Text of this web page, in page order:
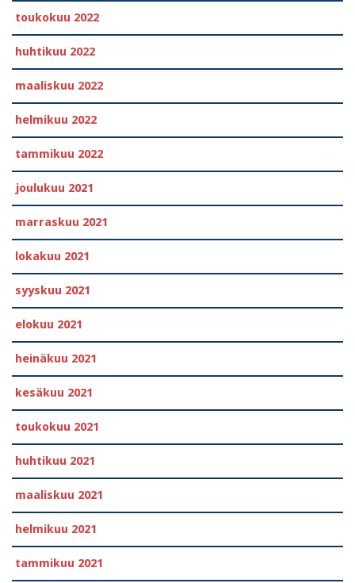
toukokuu 2022
huhtikuu 2022
maaliskuu 2022
helmikuu 2022
tammikuu 2022
joulukuu 2021
marraskuu 2021
lokakuu 2021
syyskuu 2021
elokuu 2021
heinäkuu 2021
kesäkuu 2021
toukokuu 2021
huhtikuu 2021
maaliskuu 2021
helmikuu 2021
tammikuu 2021